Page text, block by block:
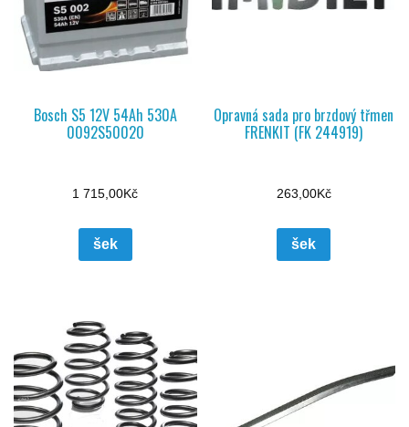
Bosch S5 12V 54Ah 530A
0092S50020
1 715,00Kč
šek
Opravná sada pro brzdový třmen
FRENKIT (FK 244919)
263,00Kč
šek